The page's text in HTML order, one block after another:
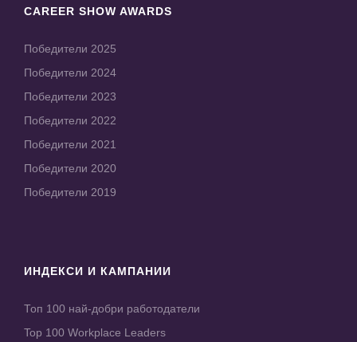
CAREER SHOW AWARDS
Победители 2025
Победители 2024
Победители 2023
Победители 2022
Победители 2021
Победители 2020
Победители 2019
ИНДЕКСИ И КАМПАНИИ
Топ 100 най-добри работодатели
Top 100 Workplace Leaders